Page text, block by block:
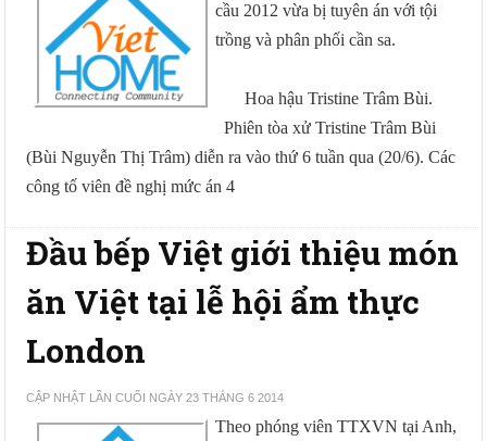
cầu 2012 vừa bị tuyên án với tội
trồng và phân phối cần sa.
Hoa hậu Tristine Trâm Bùi.
Phiên tòa xử Tristine Trâm Bùi
(Bùi Nguyễn Thị Trâm) diễn ra vào thứ 6 tuần qua (20/6). Các
công tố viên đề nghị mức án 4
Đầu bếp Việt giới thiệu món
ăn Việt tại lễ hội ẩm thực
London
CẬP NHẬT LẦN CUỐI NGÀY 23 THÁNG 6 2014
Theo phóng viên TTXVN tại Anh,